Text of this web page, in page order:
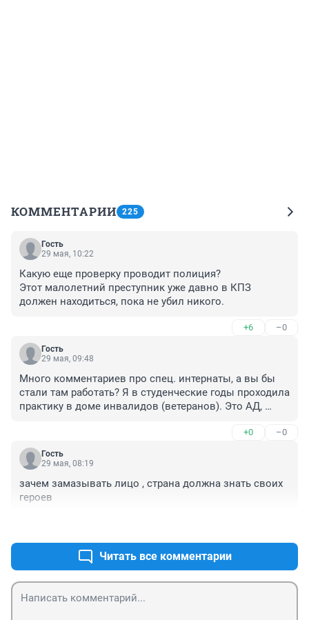
КОММЕНТАРИИ 225
Гость
29 мая, 10:22
Какую еще проверку проводит полиция?
Этот малолетний преступник уже давно в КПЗ
должен находиться, пока не убил никого.
+6 –0
Гость
29 мая, 09:48
Много комментариев про спец. интернаты, а вы бы
стали там работать? Я в студенческие годы проходила
практику в доме инвалидов (ветеранов). Это АД,
понимая свою безысходность и безнаказанность
делают что хотят, другие от бессилия и бесправия
становятся равнодушными к чужой боли. А какая
+0 –0
Гость
29 мая, 08:19
зачем замазывать лицо , страна должна знать своих
героев
Читать все комментарии